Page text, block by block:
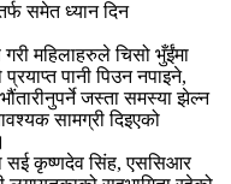
समेत ध्यान दिन
महिलाहरुले चिसो भुँईंमा
पानी पिउन नपाइने,
जस्ता समस्या झेल्न
सामग्री दिइएको
सई कृष्णदेव सिंह, एससिआर